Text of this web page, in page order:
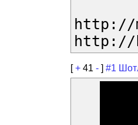
http://
http://
[+ 41 - ] #1